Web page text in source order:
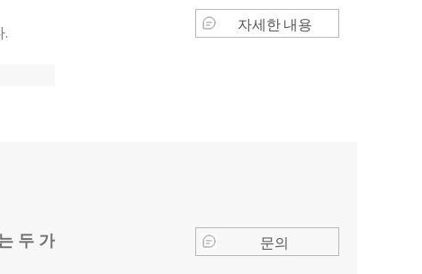
.
자세한 내용
두 가
문의